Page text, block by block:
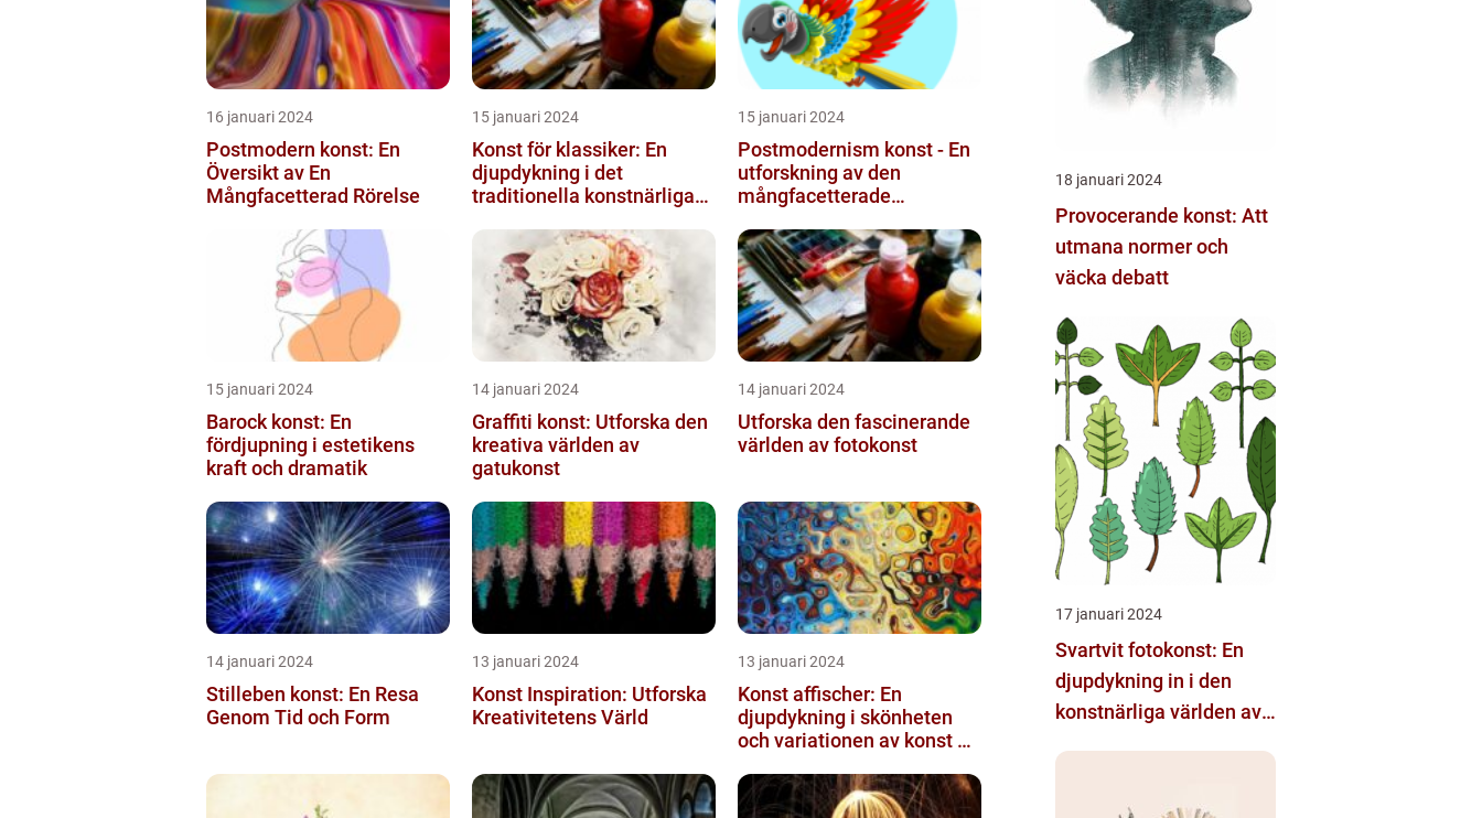
16 januari 2024
Postmodern konst: En
Översikt av En
Mångfacetterad Rörelse
15 januari 2024
Konst för klassiker: En
djupdykning i det
traditionella konstnärliga
15 januari 2024
Postmodernism konst - En
utforskning av den
mångfacetterade
15 januari 2024
Barock konst: En
fördjupning i estetikens
kraft och dramatik
14 januari 2024
Graffiti konst: Utforska den
kreativa världen av
gatukonst
14 januari 2024
Utforska den fascinerande
världen av fotokonst
14 januari 2024
Stilleben konst: En Resa
Genom Tid och Form
13 januari 2024
Konst Inspiration: Utforska
Kreativitetens Värld
13 januari 2024
Konst affischer: En
djupdykning i skönheten
och variationen av konst on
18 januari 2024
Provocerande konst: Att
utmana normer och
väcka debatt
17 januari 2024
Svartvit fotokonst: En
djupdykning in i den
konstnärliga världen av